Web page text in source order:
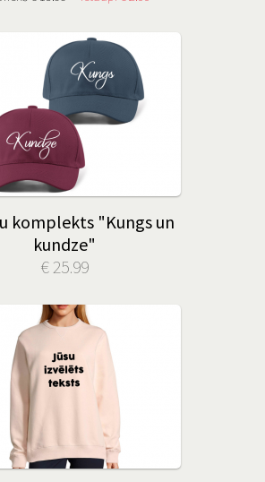
komplekts "Kungs un
kundze"
€ 25.99